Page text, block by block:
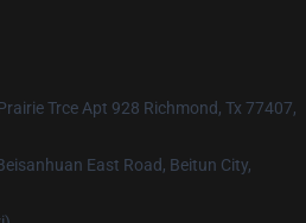
Trce Apt 928 Richmond, Tx 77407,
East Road, Beitun City,